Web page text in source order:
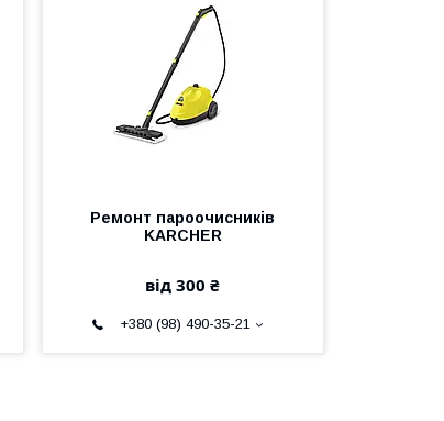
Ремонт пароочисників
KARCHER
від 300 ₴
+380 (98) 490-35-21